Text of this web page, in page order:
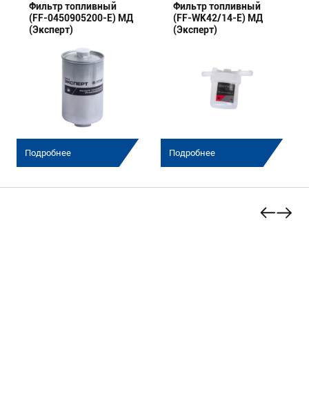
Фильтр топливный
(FF-0450905200-E) МД
(Эксперт)
Подробнее
Фильтр топливный
(FF-WK42/14-E) МД
(Эксперт)
Подробнее